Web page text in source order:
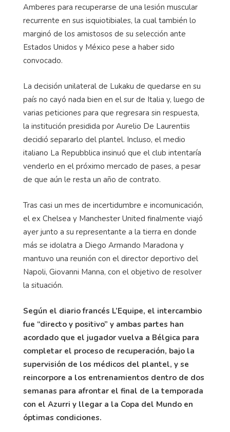
Amberes para recuperarse de una lesión muscular
recurrente en sus isquiotibiales, la cual también lo
marginó de los amistosos de su selección ante
Estados Unidos y México pese a haber sido
convocado.
La decisión unilateral de Lukaku de quedarse en su
país no cayó nada bien en el sur de Italia y, luego de
varias peticiones para que regresara sin respuesta,
la institución presidida por Aurelio De Laurentiis
decidió separarlo del plantel. Incluso, el medio
italiano La Repubblica insinuó que el club intentaría
venderlo en el próximo mercado de pases, a pesar
de que aún le resta un año de contrato.
Tras casi un mes de incertidumbre e incomunicación,
el ex Chelsea y Manchester United finalmente viajó
ayer junto a su representante a la tierra en donde
más se idolatra a Diego Armando Maradona y
mantuvo una reunión con el director deportivo del
Napoli, Giovanni Manna, con el objetivo de resolver
la situación.
Según el diario francés L’Equipe, el intercambio
fue “directo y positivo” y ambas partes han
acordado que el jugador vuelva a Bélgica para
completar el proceso de recuperación, bajo la
supervisión de los médicos del plantel, y se
reincorpore a los entrenamientos dentro de dos
semanas para afrontar el final de la temporada
con el Azurri y llegar a la Copa del Mundo en
óptimas condiciones.